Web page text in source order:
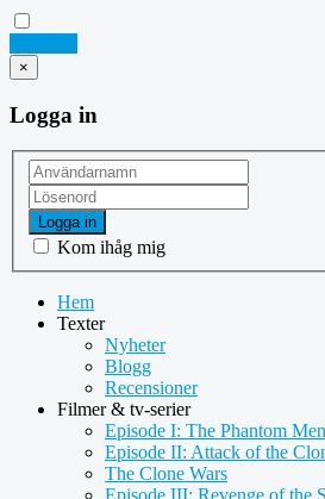
×
Logga in
Logga in
Kom ihåg mig
Hem
Texter
Nyheter
Blogg
Recensioner
Filmer & tv-serier
Episode I: The Phantom
Episode II: Attack of the
The Clone Wars
Episode III: Revenge of the